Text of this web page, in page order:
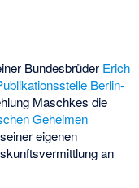
Bundesbrüder Erich
Berlin-
Maschkes die
Geheimen
eigenen
an